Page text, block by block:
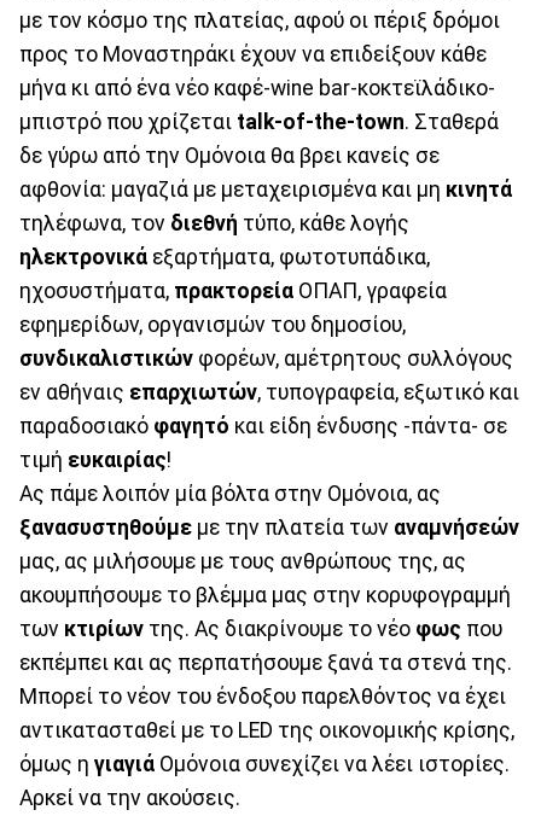
με τον κόσμο της πλατείας, αφού οι πέριξ δρόμοι
προς το Μοναστηράκι έχουν να επιδείξουν κάθε
μήνα κι από ένα νέο καφέ-wine bar-κοκτεϊλάδικο-
μπιστρό που χρίζεται talk-of-the-town. Σταθερά
δε γύρω από την Ομόνοια θα βρει κανείς σε
αφθονία: μαγαζιά με μεταχειρισμένα και μη κινητά
τηλέφωνα, τον διεθνή τύπο, κάθε λογής
ηλεκτρονικά εξαρτήματα, φωτοτυπάδικα,
ηχοσυστήματα, πρακτορεία ΟΠΑΠ, γραφεία
εφημερίδων, οργανισμών του δημοσίου,
συνδικαλιστικών φορέων, αμέτρητους συλλόγους
εν αθήναις επαρχιωτών, τυπογραφεία, εξωτικό και
παραδοσιακό φαγητό και είδη ένδυσης -πάντα- σε
τιμή ευκαιρίας!
Ας πάμε λοιπόν μία βόλτα στην Ομόνοια, ας
ξανασυστηθούμε με την πλατεία των αναμνήσεών
μας, ας μιλήσουμε με τους ανθρώπους της, ας
ακουμπήσουμε το βλέμμα μας στην κορυφογραμμή
των κτιρίων της. Ας διακρίνουμε το νέο φως που
εκπέμπει και ας περπατήσουμε ξανά τα στενά της.
Μπορεί το νέον του ένδοξου παρελθόντος να έχει
αντικατασταθεί με το LED της οικονομικής κρίσης,
όμως η γιαγιά Ομόνοια συνεχίζει να λέει ιστορίες.
Αρκεί να την ακούσεις.